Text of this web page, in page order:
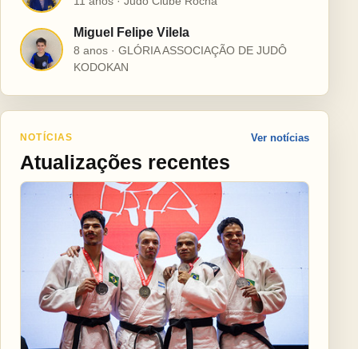
M
Miguel Felipe Vilela
8 anos · GLÓRIA ASSOCIAÇÃO DE JUDÔ
KODOKAN
NOTÍCIAS
Atualizações recentes
Ver notícias